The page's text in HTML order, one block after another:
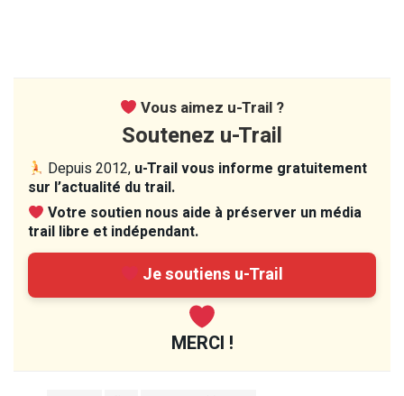
Vous aimez u-Trail ?
Soutenez u-Trail
Depuis 2012, u-Trail vous informe gratuitement
sur l’actualité du trail.
Votre soutien nous aide à préserver un média
trail libre et indépendant.
Je soutiens u-Trail
MERCI !